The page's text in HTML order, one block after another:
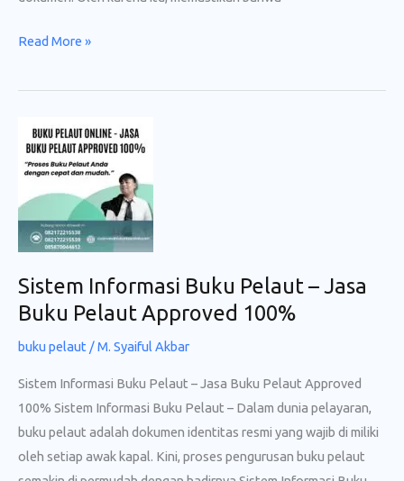
Verifikasi
untuk
Pelaut
Approved
Read More »
Sistem Informasi Buku Pelaut – Jasa
Buku Pelaut Approved 100%
buku pelaut /M. Syaiful Akbar
Sistem Informasi Buku Pelaut – Jasa Buku Pelaut Approved
100% Sistem Informasi Buku Pelaut – Dalam dunia pelayaran,
buku pelaut adalah dokumen identitas resmi yang wajib di miliki
oleh setiap awak kapal. Kini, proses pengurusan buku pelaut